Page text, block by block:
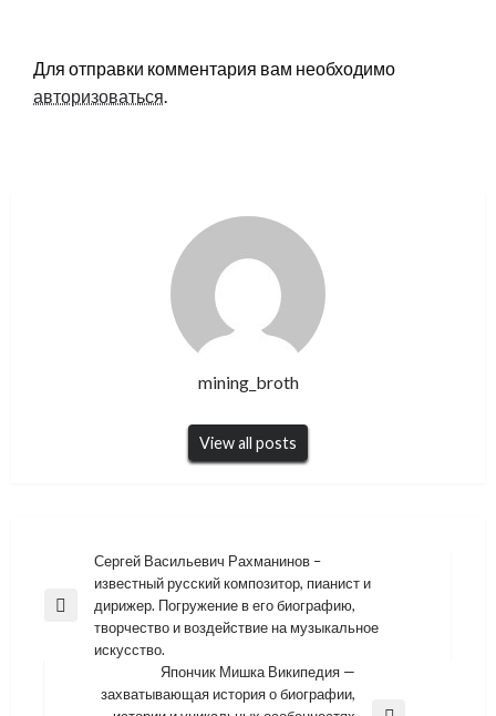
Для отправки комментария вам необходимо
авторизоваться.
mining_broth
View all posts
Навигация
по
записям
Previous
Сергей Васильевич Рахманинов –
известный русский композитор, пианист и
дирижер. Погружение в его биографию,
творчество и воздействие на музыкальное
искусство.
Япончик Мишка Википедия —
захватывающая история о биографии,